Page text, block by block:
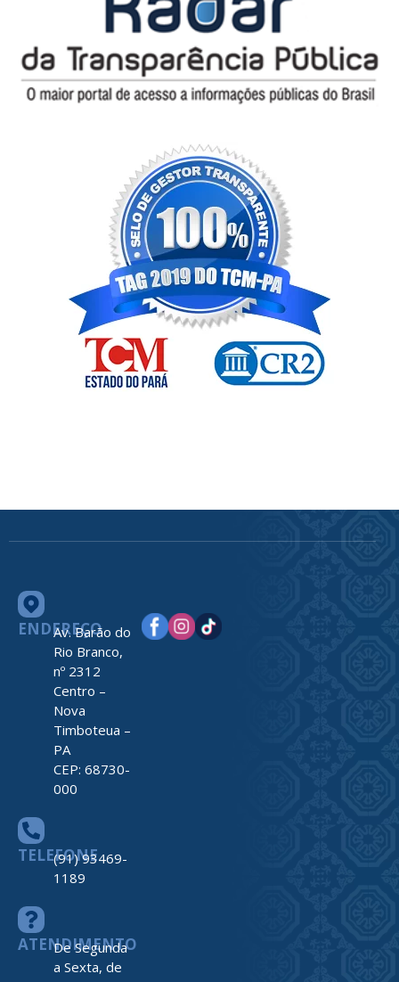
ENDEREÇO
Av. Barão do
Rio Branco,
nº 2312
Centro –
Nova
Timboteua –
PA
CEP: 68730-
000
TELEFONE
(91) 93469-
1189
ATENDIMENTO
De Segunda
a Sexta, de